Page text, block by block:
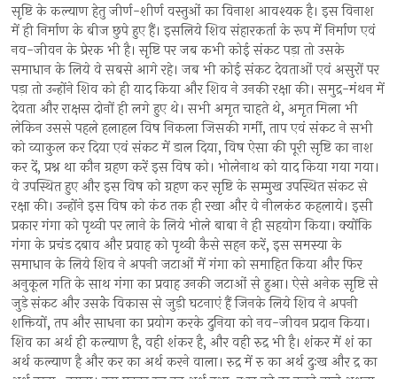
सृष्टि के कल्याण हेतु जीर्ण-शीर्ण वस्तुओं का विनाश आवश्यक है। इस विनाश
में ही निर्माण के बीज छुपे हुए हैं। इसलिये शिव संहारकर्ता के रूप में निर्माण एवं
नव-जीवन के प्रेरक भी है। सृष्टि पर जब कभी कोई संकट पड़ा तो उसके
समाधान के लिये वे सबसे आगे रहे। जब भी कोई संकट देवताओं एवं असुरों पर
पड़ा तो उन्होंने शिव को ही याद किया और शिव ने उनकी रक्षा की। समुद्र-मंथन में
देवता और राक्षस दोनों ही लगे हुए थे। सभी अमृत चाहते थे, अमृत मिला भी
लेकिन उससे पहले हलाहल विष निकला जिसकी गर्मी, ताप एवं संकट ने सभी
को व्याकुल कर दिया एवं संकट में डाल दिया, विष ऐसा की पूरी सृष्टि का नाश
कर दें, प्रश्न था कौन ग्रहण करें इस विष को। भोलेनाथ को याद किया गया गया।
वे उपस्थित हुए और इस विष को ग्रहण कर सृष्टि के सम्मुख उपस्थित संकट से
रक्षा की। उन्होंने इस विष को कंठ तक ही रखा और वे नीलकंठ कहलाये। इसी
प्रकार गंगा को पृथ्वी पर लाने के लिये भोले बाबा ने ही सहयोग किया। क्योंकि
गंगा के प्रचंड दबाव और प्रवाह को पृथ्वी कैसे सहन करें, इस समस्या के
समाधान के लिये शिव ने अपनी जटाओं में गंगा को समाहित किया और फिर
अनुकूल गति के साथ गंगा का प्रवाह उनकी जटाओं से हुआ। ऐसे अनेक सृष्टि से
जुड़े संकट और उसकेे विकास से जुड़ी घटनाएं हैं जिनके लिये शिव ने अपनी
शक्तियों, तप और साधना का प्रयोग करके दुनिया को नव-जीवन प्रदान किया।
शिव का अर्थ ही कल्याण है, वही शंकर है, और वही रुद्र भी है। शंकर में शं का
अर्थ कल्याण है और कर का अर्थ करने वाला। रुद्र में रु का अर्थ दुःख और द्र का